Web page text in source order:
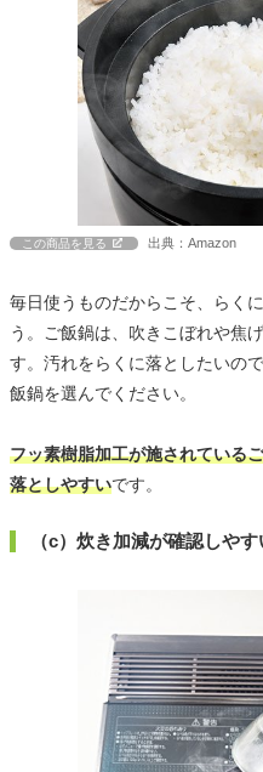
この商品を見る 出典：Amazon
毎日使うものだからこそ、らく
う。ご飯鍋は、吹きこぼれや焦
す。汚れをらくに落としたいの
飯鍋を選んでください。
フッ素樹脂加工が施されている
落としやすいです。
（c）炊き加減が確認しや